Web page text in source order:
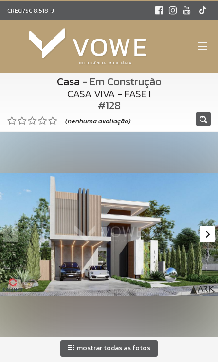
CRECI/SC 8.518-J
Casa - Em Construção
CASA VIVA - FASE I
#128
(nenhuma avaliação)
mostrar todas as fotos